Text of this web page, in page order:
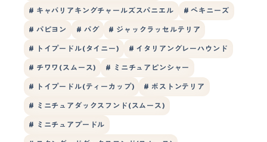
# キャバリアキングチャールズスパニエル # ペキニーズ
# パピヨン # パグ # ジャックラッセルテリア
# トイプードル(タイニー) # イタリアングレーハウンド
# チワワ(スムース) # ミニチュアピンシャー
# トイプードル(ティーカップ) # ボストンテリア
# ミニチュアダックスフンド(スムース)
# ミニチュアプードル